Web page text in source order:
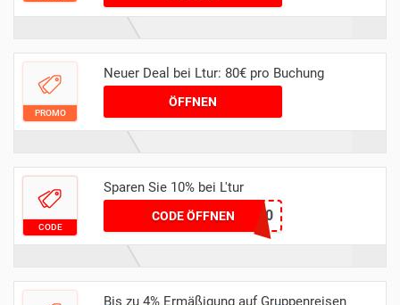
PROMO
Neuer Deal bei Ltur: 80€ pro Buchung
ÖFFNEN
CODE
Sparen Sie 10% bei L'tur
CODE ÖFFNENhappy10
Bis zu 4% Ermäßigung auf Gruppenreisen